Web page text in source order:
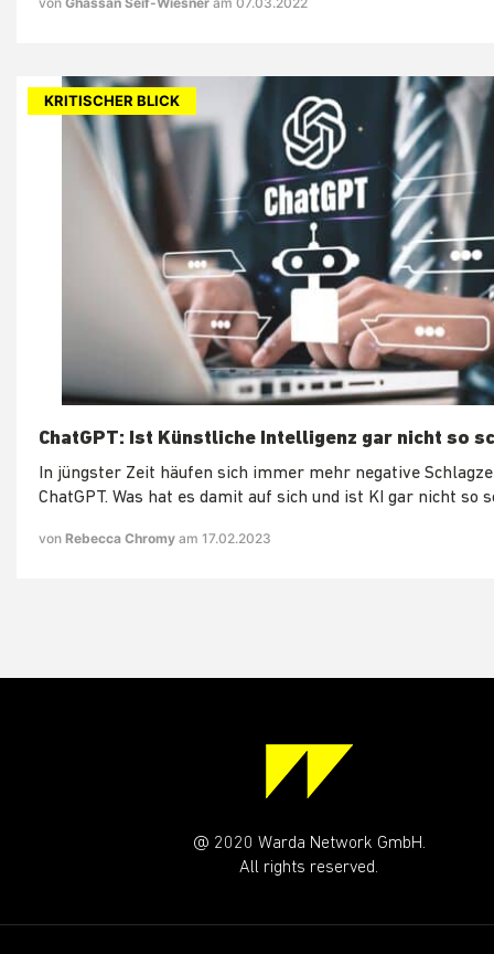
KRITISCHER BLICK
ChatGPT: Ist Künstliche Intelligenz gar nicht so
In jüngster Zeit häufen sich immer mehr negative
ChatGPT. Was hat es damit auf sich und ist KI gar nicht so
von Rebecca Chromy am 17.02.2023
@ 2020 Warda Network GmbH.
All rights reserved.